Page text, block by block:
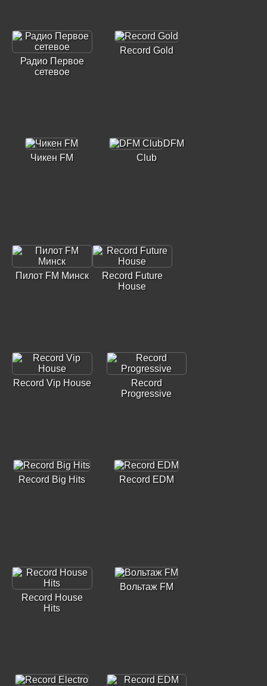
Радио Первое
сетевое
Record Gold
Чикен FM
DFM
Club
Пилот FM Минск
Record Future
House
Record Vip House
Record
Progressive
Record Big Hits Record EDM
Record House
Hits
Вольтаж FM